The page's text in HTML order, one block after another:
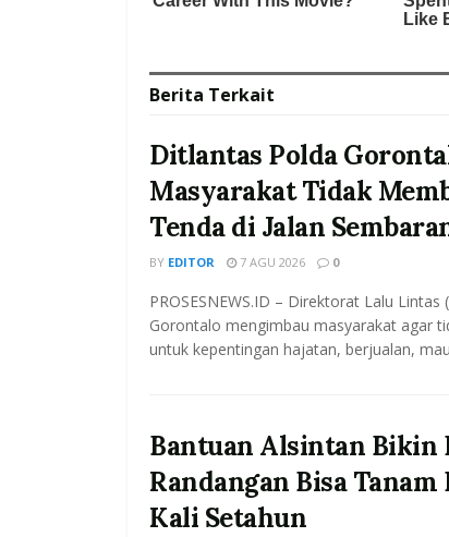
Berita Terkait
Ditlantas Polda
Masyarakat Tidak
Tenda di Jalan
BY EDITOR 7 AGU 2026 0
PROSESNEWS.ID – Direktorat Lalu
Gorontalo mengimbau masyarakat agar
untuk kepentingan hajatan, berjualan,
Bantuan Alsintan Bikin
Randangan Bisa Tanam
Kali Setahun